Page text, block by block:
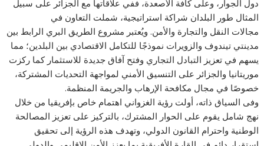
دول الجوار، وعلى كافة الأصعدة، ففي علاقاتها مع الجزائر على سبيل
المثال طور البلدان شراكة استراتيجية، شملت التعاون في
مجالات النقل والتجارة والأمن. ويُعتبر مشروع الطريق البري الرابط بين
مدينتي تيندوف والزويرات نموذجًا للتكامل الاقتصادي بين البلدين؛ مما
يسهم في تعزيز التبادل التجاري وفتح آفاق جديدة للاستثمار كما ركزت
موريتانيا والجزائر على التنسيق الأمني لمواجهة التحديات المشتركة،
خصوصًا في مجال مكافحة الإرهاب والجريمة المنظمة.
وفى السياق ذاته، أولت رؤية الغزواني اهتمام خاص بإفريقيا من خلال
نهج شامل يقوم على الحوار المشترك، بالتركيز على تعزيز المصالحة
الوطنية واحترام القانون الدولي، وتهدف هذه الرؤية إلى تحقيق